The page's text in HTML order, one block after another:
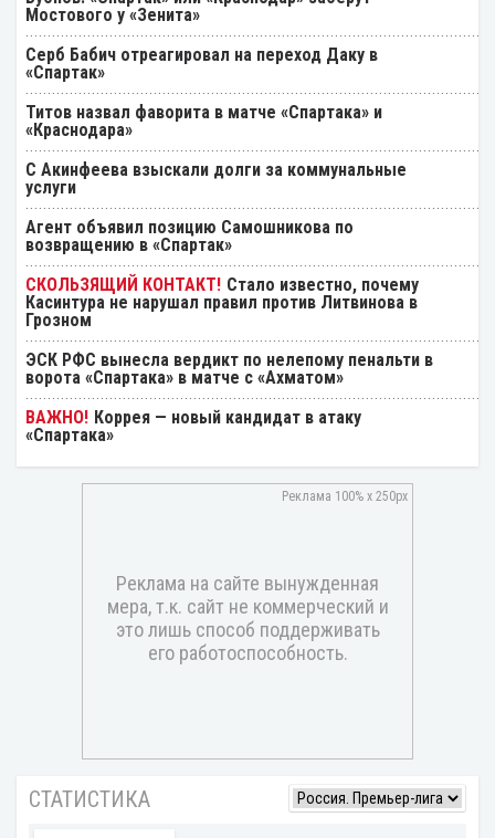
Мостового у «Зенита»
Серб Бабич отреагировал на переход Даку в
«Спартак»
Титов назвал фаворита в матче «Спартака» и
«Краснодара»
С Акинфеева взыскали долги за коммунальные
услуги
Агент объявил позицию Самошникова по
возвращению в «Спартак»
Стало известно, почему
Касинтура не нарушал правил против Литвинова в
Грозном
ЭСК РФС вынесла вердикт по нелепому пенальти в
ворота «Спартака» в матче с «Ахматом»
Коррея — новый кандидат в атаку
«Спартака»